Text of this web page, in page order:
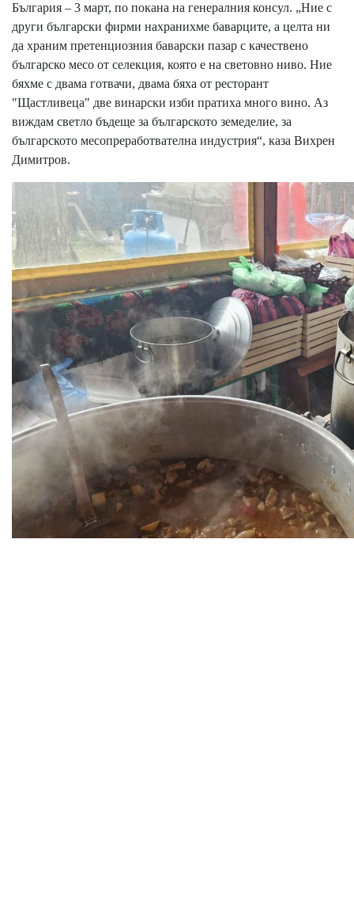
България – 3 март, по покана на генералния консул. „Ние с
други български фирми нахранихме баварците, а целта ни
да храним претенциозния баварски пазар с качествено
българско месо от селекция, която е на световно ниво. Ние
бяхме с двама готвачи, двама бяха от ресторант
"Щастливеца" две винарски изби пратиха много вино. Аз
виждам светло бъдеще за българското земеделие, за
българското месопреработвателна индустрия“, каза Вихрен
Димитров.